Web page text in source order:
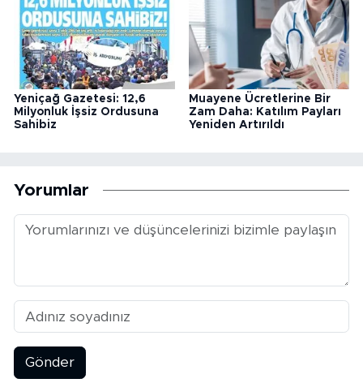
Yeniçağ Gazetesi: 12,6
Milyonluk İşsiz Ordusuna
Sahibiz
Muayene Ücretlerine Bir
Zam Daha: Katılım Payları
Yeniden Artırıldı
Yorumlar
Gönder